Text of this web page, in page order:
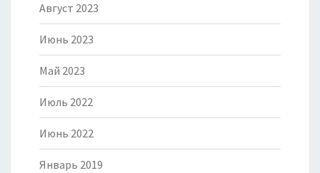
Август 2023
Июнь 2023
Май 2023
Июль 2022
Июнь 2022
Январь 2019